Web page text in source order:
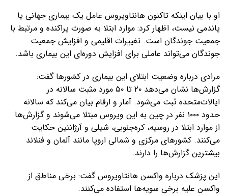
او با بیان اینکه تاکنون هانتاویروس عامل یک بیماری جهانی یا
پاندمی نیست، اظهار کرد: موارد ابتلا به صورت پراکنده و مرتبط با
جمعیت جوندگان است. تغییرات اقلیمی و افزایش جمعیت
جوندگان می‌تواند عاملی برای افزایش دوره‌ای این بیماری باشد.
مرادی درباره وضعیت ابتلای این بیماری در کشورها گفت:
گزارش‌ها نشان می‌دهد ۲۰ تا ۵۰ مورد مثبت سالانه در
ایالات‌متحده ثبت می‌شود. آمار و ارقام بیان می‌کند که سالانه
حدود ۱۰۰۰ نفر در چین به این ویروس مبتلا می‌شوند و گزارش‌ها
از موارد ابتلا در روسیه، کره‌جنوبی، شیلی و آرژانتین حکایت
می‌کنند. کشورهای مرکزی و شمالی اروپا مانند آلمان و فنلاند
بیشترین گزارش‌ها را دارند.
این پزشک درباره واکسن هانتاویروس گفت: برخی مناطق از
واکسن علیه برخی سویه‌ها استفاده می‌کنند.